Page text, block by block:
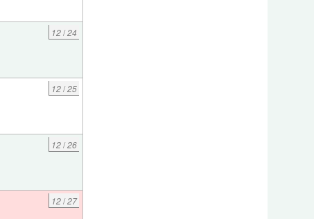
12/24
12/25
12/26
12/27